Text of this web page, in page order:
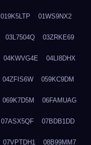
019K5LTP 01WS9NX2
03L7504Q 03ZRKE69
04KWVG4E 04LI8DHX
04ZFIS6W 059KC9DM
069K7D5M 06FAMUAG
07ASX5QF 07BDB1DD
07VPTDH1 08B99MM7